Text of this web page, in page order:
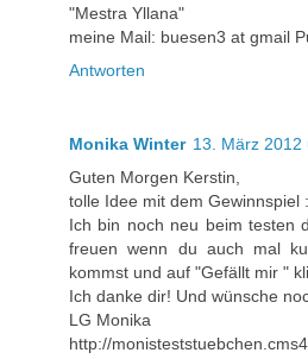
"Mestra Yllana"
meine Mail: buesen3 at gmail
Antworten
Monika Winter 13. März 2012
Guten Morgen Kerstin,
tolle Idee mit dem Gewinnspiel
Ich bin noch neu beim testen
freuen wenn du auch mal
kommst und auf "Gefällt mir "
Ich danke dir! Und wünsche
LG Monika
http://